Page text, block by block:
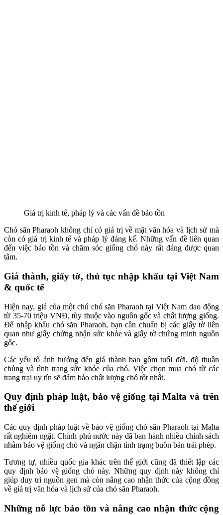
Giá trị kinh tế, pháp lý và các vấn đề bảo tồn
Chó săn Pharaoh không chỉ có giá trị về mặt văn hóa và lịch sử mà
còn có giá trị kinh tế và pháp lý đáng kể. Những vấn đề liên quan
đến việc bảo tồn và chăm sóc giống chó này rất đáng được quan
tâm.
Giá thành, giấy tờ, thủ tục nhập khẩu tại Việt Nam
& quốc tế
Hiện nay, giá của một chú chó săn Pharaoh tại Việt Nam dao động
từ 35-70 triệu VNĐ, tùy thuộc vào nguồn gốc và chất lượng giống.
Để nhập khẩu chó săn Pharaoh, bạn cần chuẩn bị các giấy tờ liên
quan như giấy chứng nhận sức khỏe và giấy tờ chứng minh nguồn
gốc.
Các yếu tố ảnh hưởng đến giá thành bao gồm tuổi đời, độ thuần
chủng và tình trạng sức khỏe của chó. Việc chọn mua chó từ các
trang trại uy tín sẽ đảm bảo chất lượng chó tốt nhất.
Quy định pháp luật, bảo vệ giống tại Malta và trên
thế giới
Các quy định pháp luật về bảo vệ giống chó săn Pharaoh tại Malta
rất nghiêm ngặt. Chính phủ nước này đã ban hành nhiều chính sách
nhằm bảo vệ giống chó và ngăn chặn tình trạng buôn bán trái phép.
Tương tự, nhiều quốc gia khác trên thế giới cũng đã thiết lập các
quy định bảo vệ giống chó này. Những quy định này không chỉ
giúp duy trì nguồn gen mà còn nâng cao nhận thức của cộng đồng
về giá trị văn hóa và lịch sử của chó săn Pharaoh.
Những nỗ lực bảo tồn và nâng cao nhận thức cộng